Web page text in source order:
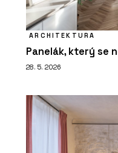
ARCHITEKTURA
Panelák, který se
28. 5. 2026